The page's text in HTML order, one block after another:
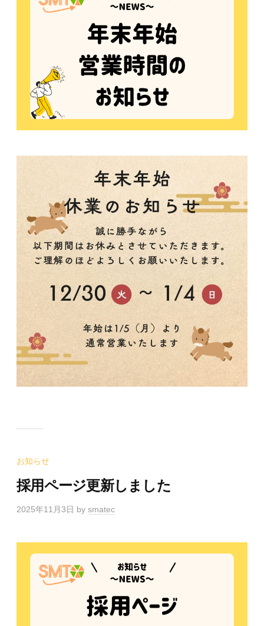
お知らせ
採用ページ更新しました
2025年11月3日 by smatec